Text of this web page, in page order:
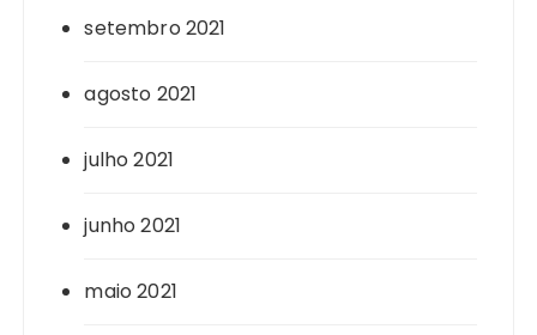
setembro 2021
agosto 2021
julho 2021
junho 2021
maio 2021